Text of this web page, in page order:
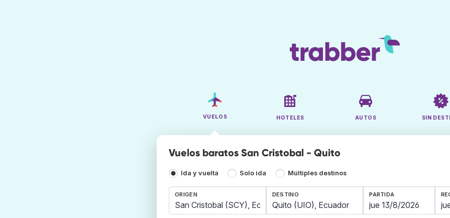
VUELOS HOTELES AUTOS SIN
Vuelos baratos San Cristobal - Quito
Ida y vuelta Solo ida Múltiples destinos
ORIGEN DESTINO PARTIDA